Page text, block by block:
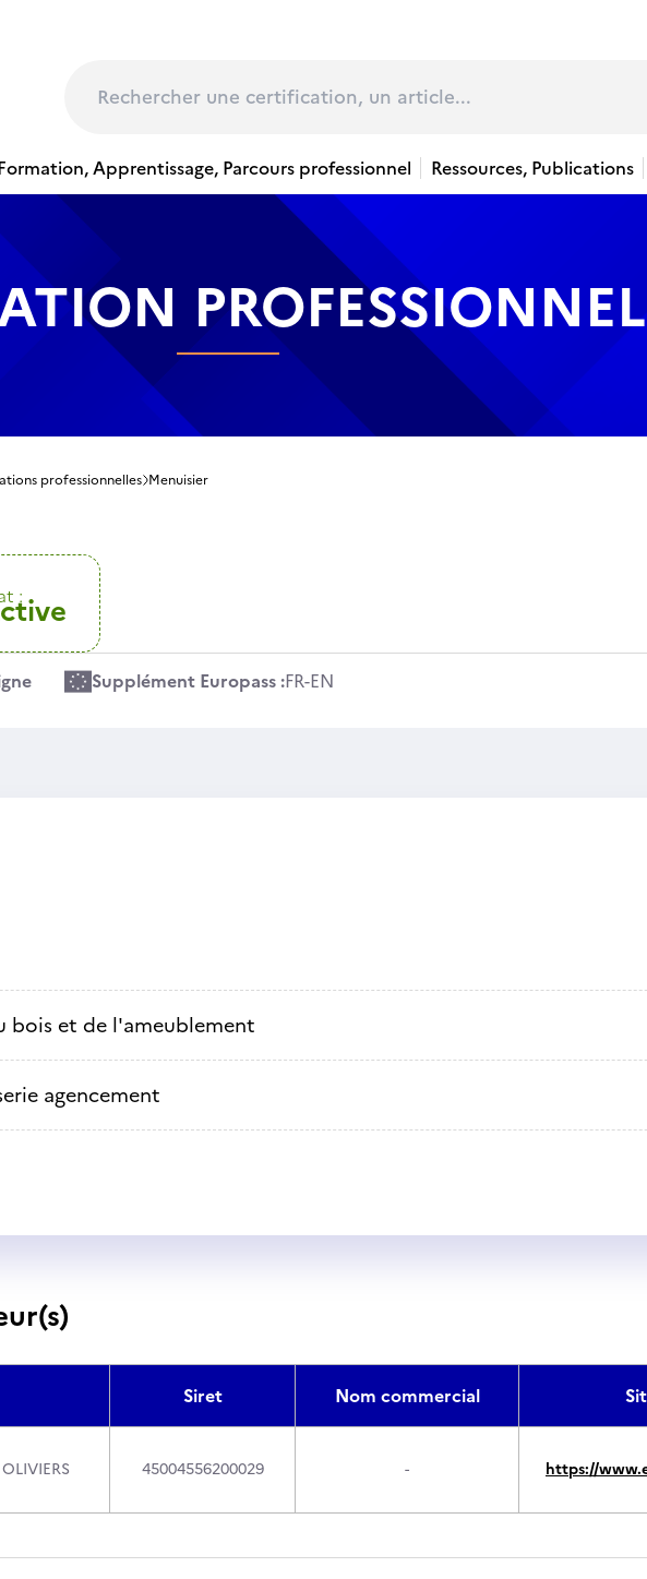
Apprentissage, Parcours professionnel Ressources, Publications
professionnelles Menuisier
:
Supplément Europass :FR-EN
bois et de l'ameublement
agencement
Siret Nom commercial
45004556200029 - https://